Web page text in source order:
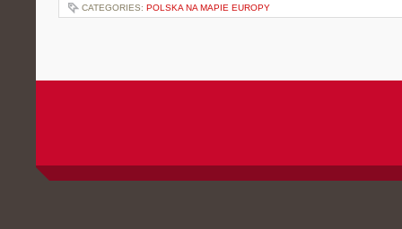
CATEGORIES: POLSKA NA MAPIE EUROPY